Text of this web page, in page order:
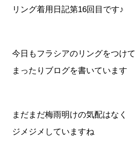
リング着用日記第16回目です♪
今日もフラシアのリングをつけて
まったりブログを書いています
まだまだ梅雨明けの気配はなく
ジメジメしていますね